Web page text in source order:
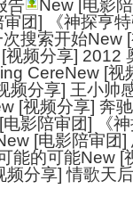
告
New [电影
团] 《神探亨
搜索开始New
频分享] 2012
CereNew [视
频分享] 王小帅
[视频分享] 奔
影陪审团] 《
[电影陪审
能的可能New [
分享] 情歌天